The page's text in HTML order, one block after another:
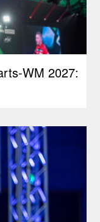
WM 2027: